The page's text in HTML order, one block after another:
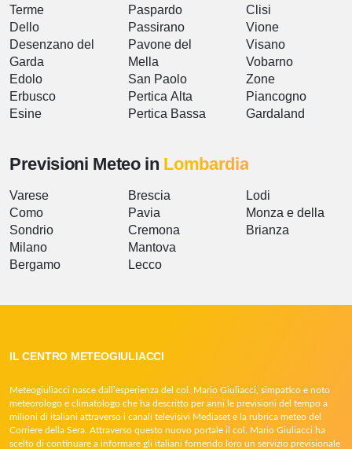
Terme
Dello
Desenzano del
Garda
Edolo
Erbusco
Esine
Paspardo
Passirano
Pavone del
Mella
San Paolo
Pertica Alta
Pertica Bassa
Clisi
Vione
Visano
Vobarno
Zone
Piancogno
Gardaland
Previsioni Meteo in Lombardia
Varese
Como
Sondrio
Milano
Bergamo
Brescia
Pavia
Cremona
Mantova
Lecco
Lodi
Monza e della
Brianza
IL CENTRO METEOGIULIACCI
Meteogiuliacci nasce dall’esperienza del col. Mario Giuliacci, simpatico e noto
meteorologo e climatologo che ha descritto per anni le previsioni del tempo a
milioni di italiani attraverso i canali televisivi Mediaset e la rubrica meteo del
Corriere della Sera. Attraverso questo nuovo portale il col. Mario Giuliacci ha
scelto di continuare a informare gli italiani fornendo loro un servizio previsionale